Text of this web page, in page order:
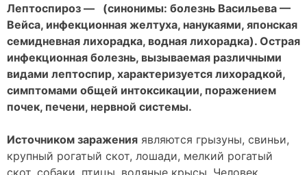
Лептоспироз — (синонимы: болезнь Васильева —
Вейса, инфекционная желтуха, нанукаями, японская
семидневная лихорадка, водная лихорадка). Острая
инфекционная болезнь, вызываемая различными
видами лептоспир, характеризуется лихорадкой,
симптомами общей интоксикации, поражением
почек, печени, нервной системы.
Источником заражения являются грызуны, свиньи,
крупный рогатый скот, лошади, мелкий рогатый
скот, собаки, птицы, водяные крысы. Человек,